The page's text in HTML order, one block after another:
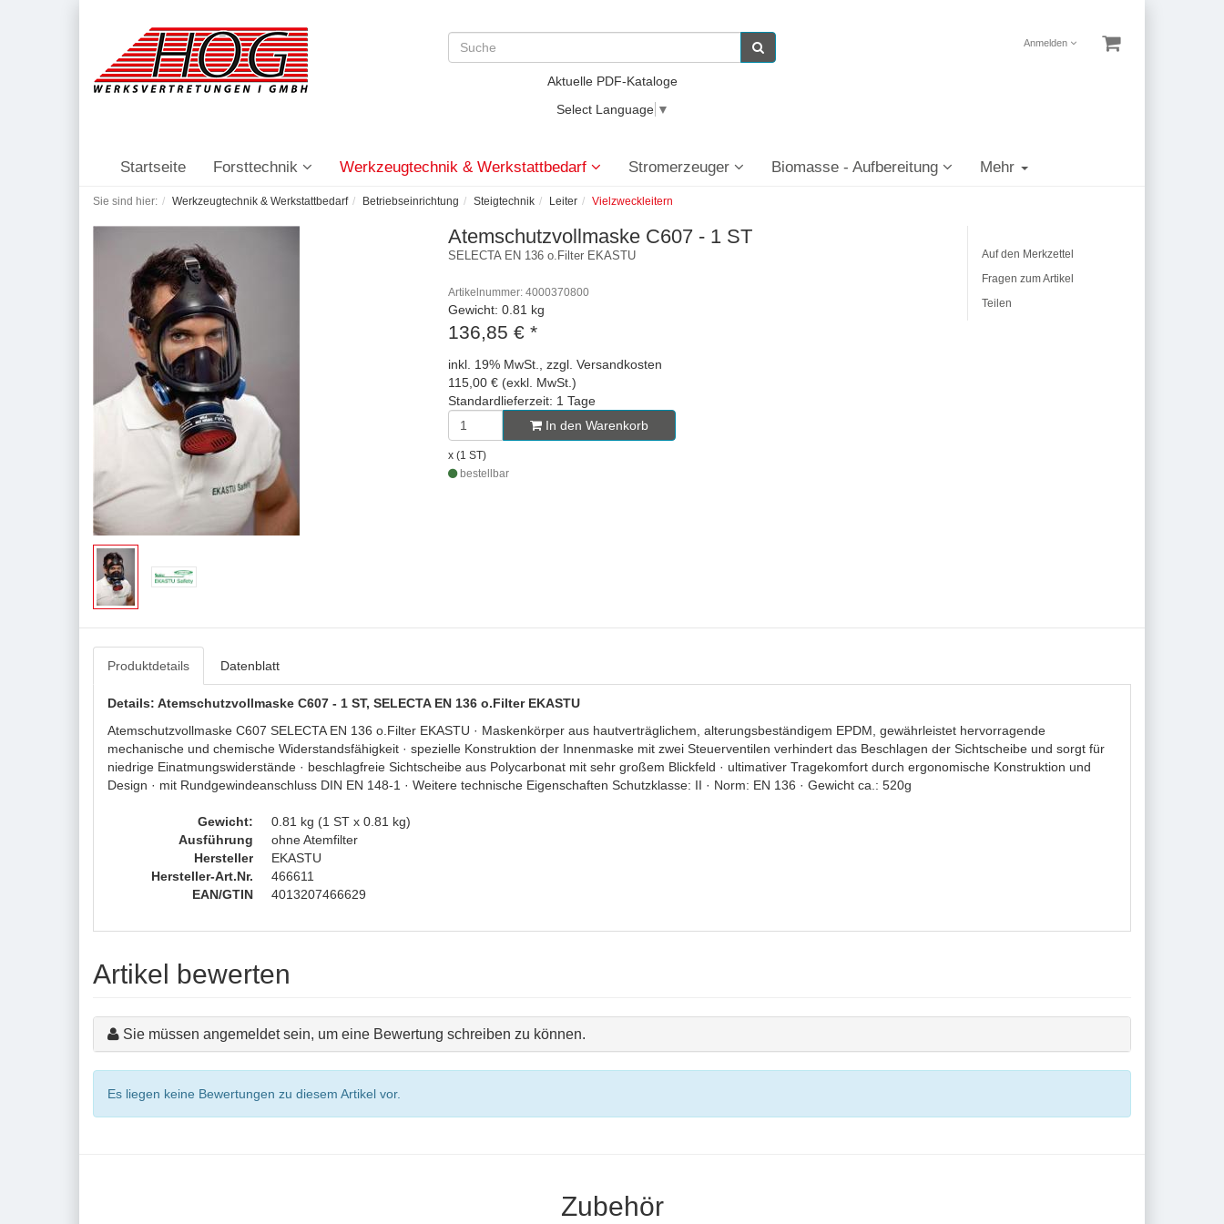
Anmelden
Aktuelle PDF-Kataloge
Select Language ▼
Startseite Forsttechnik Werkzeugtechnik & Werkstattbedarf Stromerzeuger Biomasse - Aufbereitung Mehr
Sie sind hier: Werkzeugtechnik & Werkstattbedarf Betriebseinrichtung Steigtechnik Leiter Vielzweckleitern
Atemschutzvollmaske C607 - 1 ST
SELECTA EN 136 o.Filter EKASTU
Artikelnummer: 4000370800
Gewicht: 0.81 kg
136,85 € *
inkl. 19% MwSt., zzgl. Versandkosten
115,00 € (exkl. MwSt.)
Standardlieferzeit: 1 Tage
In den Warenkorb
x (1 ST)
bestellbar
Auf den Merkzettel
Fragen zum Artikel
Teilen
Produktdetails Datenblatt
Details: Atemschutzvollmaske C607 - 1 ST, SELECTA EN 136 o.Filter EKASTU
Atemschutzvollmaske C607 SELECTA EN 136 o.Filter EKASTU · Maskenkörper aus hautverträglichem, alterungsbeständigem EPDM, gewährleistet hervorragende
mechanische und chemische Widerstandsfähigkeit · spezielle Konstruktion der Innenmaske mit zwei Steuerventilen verhindert das Beschlagen der Sichtscheibe und sorgt für
niedrige Einatmungswiderstände · beschlagfreie Sichtscheibe aus Polycarbonat mit sehr großem Blickfeld · ultimativer Tragekomfort durch ergonomische Konstruktion und
Design · mit Rundgewindeanschluss DIN EN 148-1 · Weitere technische Eigenschaften Schutzklasse: II · Norm: EN 136 · Gewicht ca.: 520g
Gewicht:
0.81 kg (1 ST x 0.81 kg)
Ausführung
ohne Atemfilter
Hersteller
EKASTU
Hersteller-Art.Nr.
466611
EAN/GTIN
4013207466629
Artikel bewerten
Sie müssen angemeldet sein, um eine Bewertung schreiben zu können.
Es liegen keine Bewertungen zu diesem Artikel vor.
Zubehör